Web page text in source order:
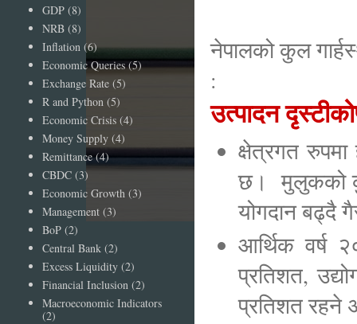
नेपालको कुल
:
उत्पादन
क्षेत्रगत रुपमा
छ। मुलुकको
योगदान
आर्थिक वर्ष
प्रतिशत,
प्रतिशत रहने
GDP (8)
NRB (8)
Inflation (6)
Economic Queries (5)
Exchange Rate (5)
R and Python (5)
Economic Crisis (4)
Money Supply (4)
Remittance (4)
CBDC (3)
Economic Growth (3)
Management (3)
BoP (2)
Central Bank (2)
Excess Liquidity (2)
Financial Inclusion (2)
Macroeconomic Indicators
(2)